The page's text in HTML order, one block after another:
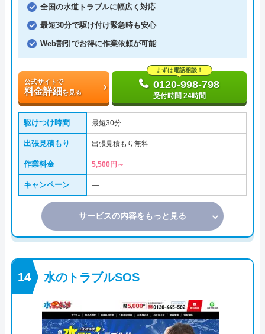
全国の水道トラブルに幅広く対応
最短30分で駆け付け緊急時も安心
Web割引でお得に作業依頼が可能
公式サイトで
料金詳細を見る
まずは電話相談！
0120-998-798
受付時間 24時間
駆けつけ時間 最短30分
出張見積もり 出張見積もり無料
作業料金 5,500円～
キャンペーン ―
サービスの内容をもっと見る
水のトラブルSOS